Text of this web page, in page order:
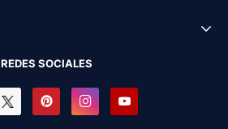
REDES SOCIALES